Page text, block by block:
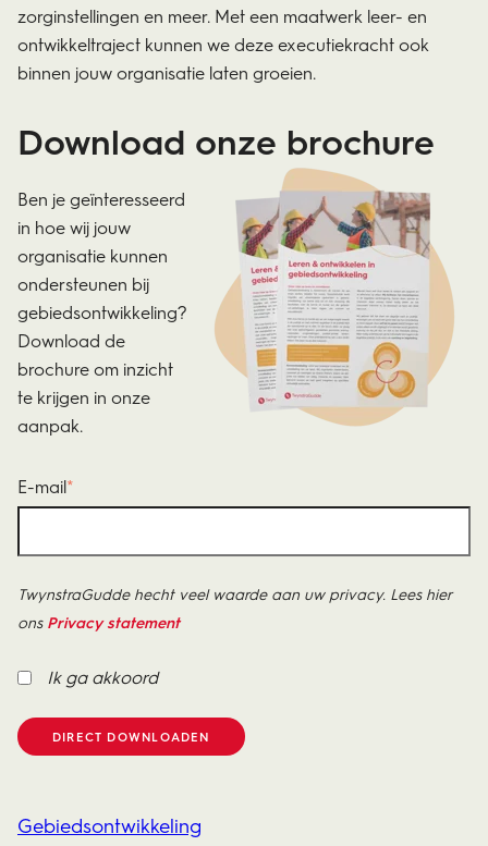
zorginstellingen en meer. Met een maatwerk leer- en
ontwikkeltraject kunnen we deze executiekracht ook
binnen jouw organisatie laten groeien.
Download onze brochure
Ben je geïnteresseerd
in hoe wij jouw
organisatie kunnen
ondersteunen bij
gebiedsontwikkeling?
Download de
brochure om inzicht
te krijgen in onze
aanpak.
E-mail*
TwynstraGudde hecht veel waarde aan uw privacy. Lees hier
ons Privacy statement
Ik ga akkoord
Gebiedsontwikkeling